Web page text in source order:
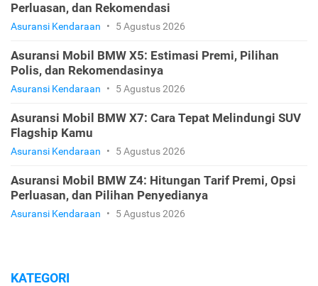
Perluasan, dan Rekomendasi
Asuransi Kendaraan • 5 Agustus 2026
Asuransi Mobil BMW X5: Estimasi Premi, Pilihan
Polis, dan Rekomendasinya
Asuransi Kendaraan • 5 Agustus 2026
Asuransi Mobil BMW X7: Cara Tepat Melindungi SUV
Flagship Kamu
Asuransi Kendaraan • 5 Agustus 2026
Asuransi Mobil BMW Z4: Hitungan Tarif Premi, Opsi
Perluasan, dan Pilihan Penyedianya
Asuransi Kendaraan • 5 Agustus 2026
KATEGORI